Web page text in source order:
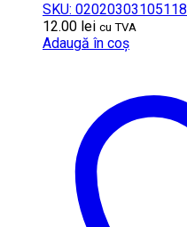
SKU: 02020303105118
12.00 lei cu TVA
Adaugă în coș